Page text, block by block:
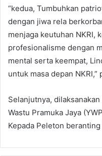
“kedua, Tumbuhkan
dengan jiwa rela
menjaga keutuhan NKRI,
profesionalisme dengan
mental serta keempat,
untuk masa depan NKRI,”
Selanjutnya,
Wastu Pramuka Jaya
Kepada Peleton